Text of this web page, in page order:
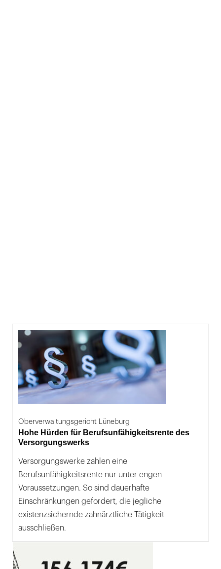
Oberverwaltungsgericht Lüneburg
Hohe Hürden für Berufsunfähigkeitsrente des
Versorgungswerks
Versorgungswerke zahlen eine
Berufsunfähigkeitsrente nur unter engen
Voraussetzungen. So sind dauerhafte
Einschränkungen gefordert, die jegliche
existenzsichernde zahnärztliche Tätigkeit
ausschließen.